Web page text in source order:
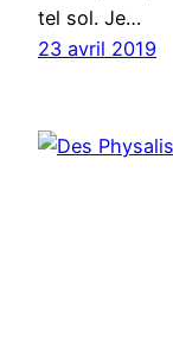
tel sol. Je…
23 avril 2019